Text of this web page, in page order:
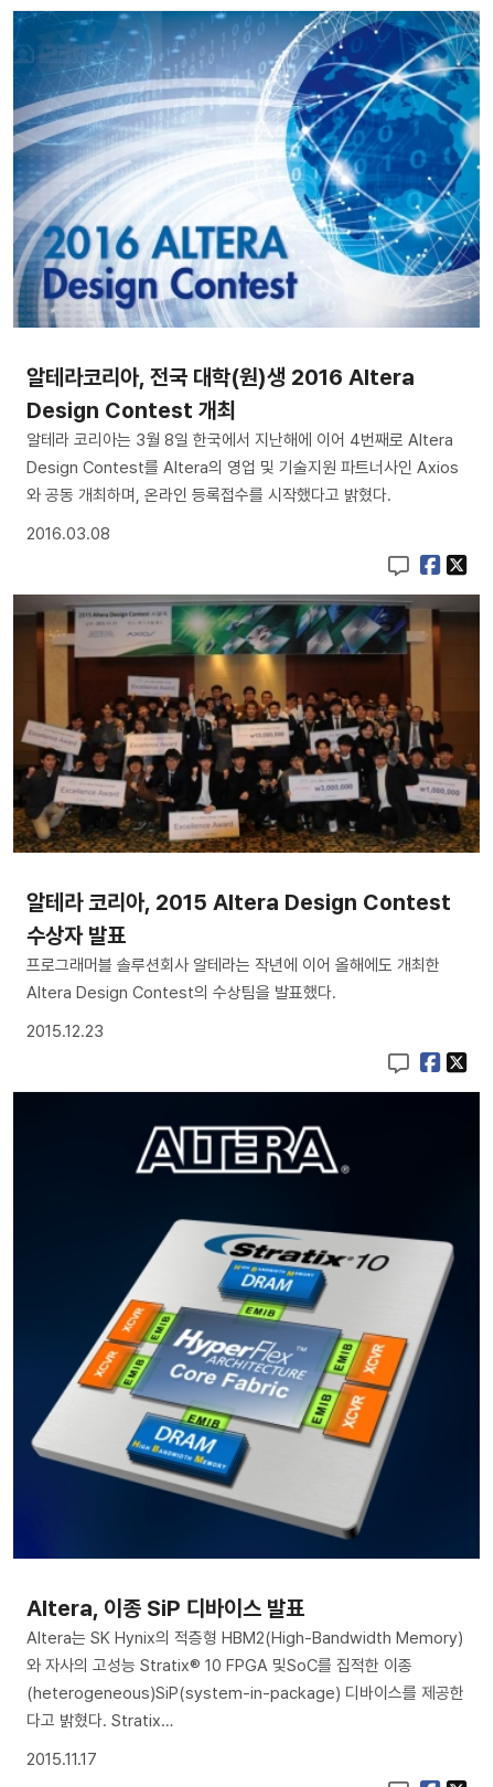
알테라코리아, 전국 대학(원)생 2016 Altera
Design Contest 개최
알테라 코리아는 3월 8일 한국에서 지난해에 이어 4번째로 Altera
Design Contest를 Altera의 영업 및 기술지원 파트너사인 Axios
와 공동 개최하며, 온라인 등록접수를 시작했다고 밝혔다.
2016.03.08
알테라 코리아, 2015 Altera Design Contest
수상자 발표
프로그래머블 솔루션회사 알테라는 작년에 이어 올해에도 개최한
Altera Design Contest의 수상팀을 발표했다.
2015.12.23
Altera, 이종 SiP 디바이스 발표
Altera는 SK Hynix의 적층형 HBM2(High-Bandwidth Memory)
와 자사의 고성능 Stratix® 10 FPGA 및SoC를 집적한 이종
(heterogeneous)SiP(system-in-package) 디바이스를 제공한
다고 밝혔다. Stratix…
2015.11.17